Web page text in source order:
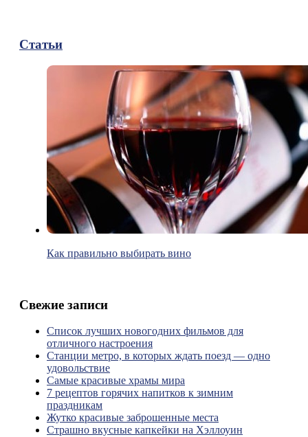
Статьи
Как правильно выбирать вино
Свежие записи
Список лучших новогодних фильмов для
отличного настроения
Станции метро, в которых ждать поезд — одно
удовольствие
Самые красивые храмы мира
7 рецептов горячих напитков к зимним
праздникам
Жутко красивые заброшенные места
Страшно вкусные капкейки на Хэллоуин